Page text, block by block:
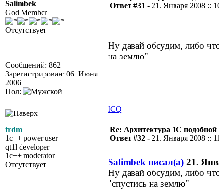
Salimbek
God Member
Отсутствует
Сообщений: 862
Зарегистрирован: 06. Июня
2006
Пол:
Ответ #31 - 21. Января 2008 ::
Ну давай обсудим, либо
на землю"
ICQ
trdm
1c++ power user
qt1l developer
1c++ moderator
Отсутствует
Re: Архитектура 1С
Ответ #32 - 21. Января 2008 ::
Salimbek писал(а) 21.
Ну давай обсудим, либо
"спустись на землю"